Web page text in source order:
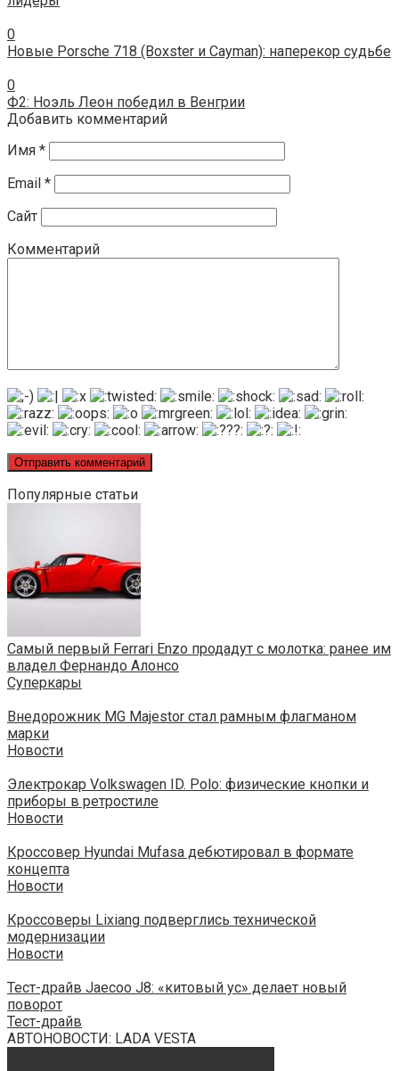
0
Новые Porsche 718 (Boxster и Cayman): наперекор судьбе
0
Ф2: Ноэль Леон победил в Венгрии
Добавить комментарий
Имя *
Email *
Сайт
Комментарий
Популярные статьи
Самый первый Ferrari Enzo продадут с молотка: ранее им
владел Фернандо Алонсо
Суперкары
Внедорожник MG Majestor стал рамным флагманом
марки
Новости
Электрокар Volkswagen ID. Polo: физические кнопки и
приборы в ретростиле
Новости
Кроссовер Hyundai Mufasa дебютировал в формате
концепта
Новости
Кроссоверы Lixiang подверглись технической
модернизации
Новости
Тест-драйв Jaecoo J8: «китовый ус» делает новый
поворот
Тест-драйв
АВТОНОВОСТИ: LADA VESTA